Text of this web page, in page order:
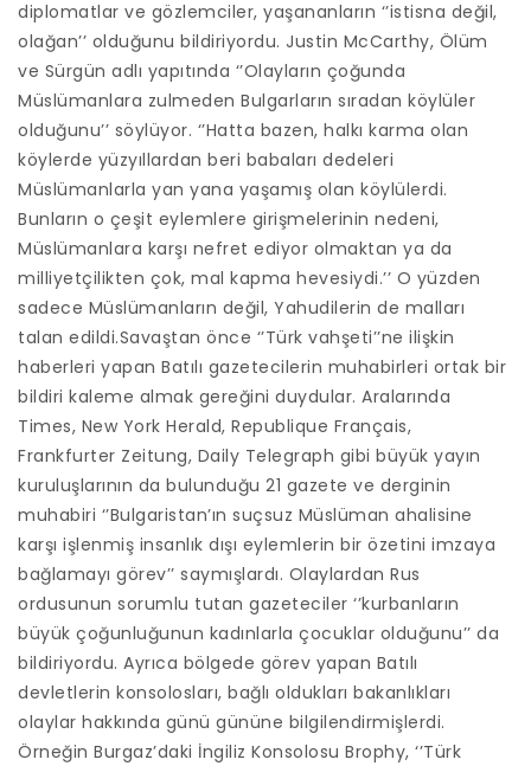
diplomatlar ve gözlemciler, yaşananların ‘’istisna değil,
olağan’’ olduğunu bildiriyordu. Justin McCarthy, Ölüm
ve Sürgün adlı yapıtında ‘’Olayların çoğunda
Müslümanlara zulmeden Bulgarların sıradan köylüler
olduğunu’’ söylüyor. ‘’Hatta bazen, halkı karma olan
köylerde yüzyıllardan beri babaları dedeleri
Müslümanlarla yan yana yaşamış olan köylülerdi.
Bunların o çeşit eylemlere girişmelerinin nedeni,
Müslümanlara karşı nefret ediyor olmaktan ya da
milliyetçilikten çok, mal kapma hevesiydi.’’ O yüzden
sadece Müslümanların değil, Yahudilerin de malları
talan edildi.Savaştan önce ‘’Türk vahşeti’’ne ilişkin
haberleri yapan Batılı gazetecilerin muhabirleri ortak bir
bildiri kaleme almak gereğini duydular. Aralarında
Times, New York Herald, Republique Français,
Frankfurter Zeitung, Daily Telegraph gibi büyük yayın
kuruluşlarının da bulunduğu 21 gazete ve derginin
muhabiri ‘’Bulgaristan’ın suçsuz Müslüman ahalisine
karşı işlenmiş insanlık dışı eylemlerin bir özetini imzaya
bağlamayı görev’’ saymışlardı. Olaylardan Rus
ordusunun sorumlu tutan gazeteciler ‘’kurbanların
büyük çoğunluğunun kadınlarla çocuklar olduğunu’’ da
bildiriyordu. Ayrıca bölgede görev yapan Batılı
devletlerin konsolosları, bağlı oldukları bakanlıkları
olaylar hakkında günü gününe bilgilendirmişlerdi.
Örneğin Burgaz’daki İngiliz Konsolosu Brophy, ‘’Türk